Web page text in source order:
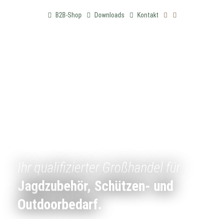
B2B-Shop Downloads Kontakt
Ihr qualifizierter Großhandel für
Jagdzubehör, Schützen- und
Outdoorbedarf.